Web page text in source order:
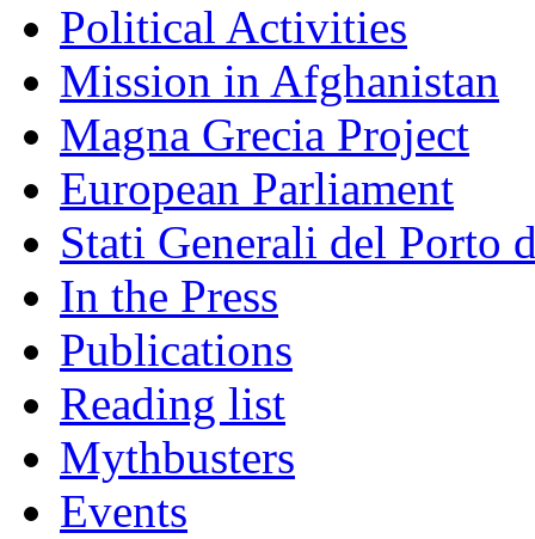
Political Activities
Mission in Afghanistan
Magna Grecia Project
European Parliament
Stati Generali del Porto
In the Press
Publications
Reading list
Mythbusters
Events